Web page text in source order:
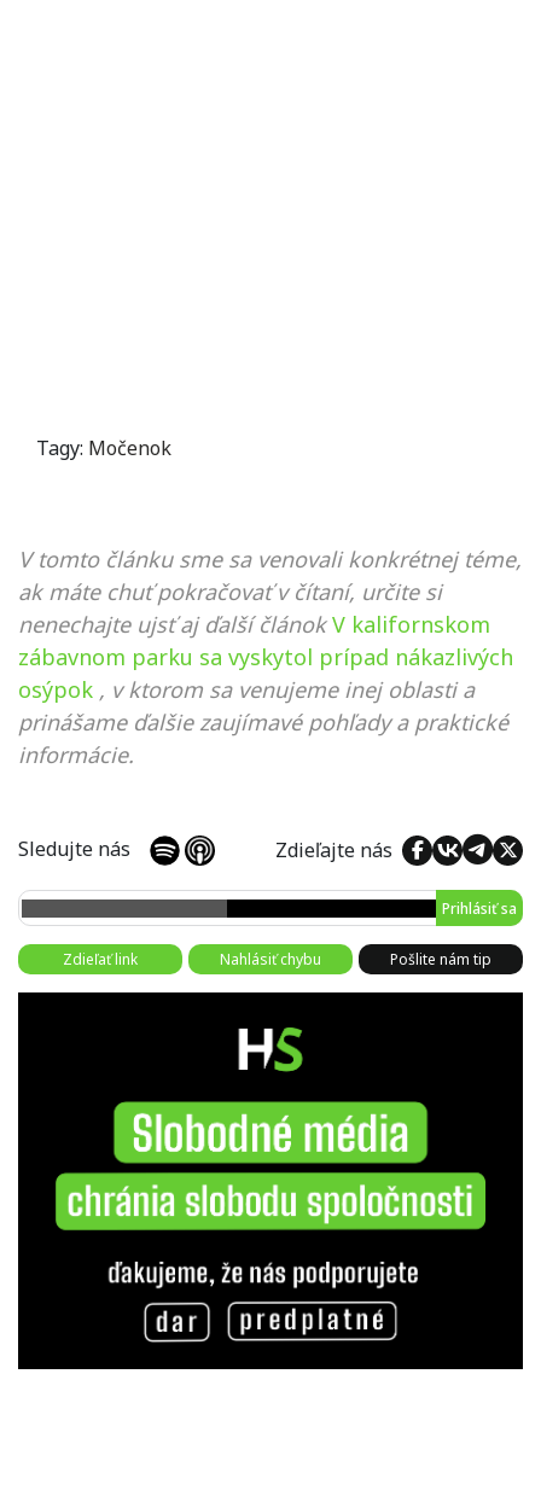
Tagy: Močenok
V tomto článku sme sa venovali konkrétnej téme,
ak máte chuť pokračovať v čítaní, určite si
nenechajte ujsť aj ďalší článok V kalifornskom
zábavnom parku sa vyskytol prípad nákazlivých
osýpok , v ktorom sa venujeme inej oblasti a
prinášame ďalšie zaujímavé pohľady a praktické
informácie.
Sledujte nás Zdieľajte nás
Prihlásiť sa
Zdieľať link Nahlásiť chybu Pošlite nám tip